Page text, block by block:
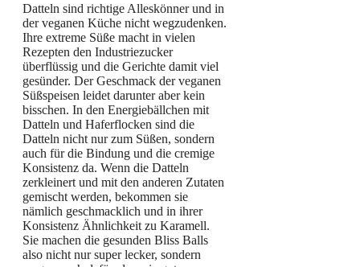
Datteln sind richtige Alleskönner und in
der veganen Küche nicht wegzudenken.
Ihre extreme Süße macht in vielen
Rezepten den Industriezucker
überflüssig und die Gerichte damit viel
gesünder. Der Geschmack der veganen
Süßspeisen leidet darunter aber kein
bisschen. In den Energiebällchen mit
Datteln und Haferflocken sind die
Datteln nicht nur zum Süßen, sondern
auch für die Bindung und die cremige
Konsistenz da. Wenn die Datteln
zerkleinert und mit den anderen Zutaten
gemischt werden, bekommen sie
nämlich geschmacklich und in ihrer
Konsistenz Ähnlichkeit zu Karamell.
Sie machen die gesunden Bliss Balls
also nicht nur super lecker, sondern